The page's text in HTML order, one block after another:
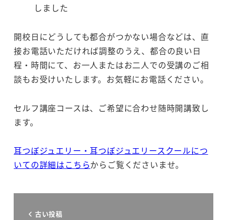
しました
開校日にどうしても都合がつかない場合などは、直
接お電話いただければ調整のうえ、都合の良い日
程・時間にて、お一人またはお二人での受講のご相
談もお受けいたします。お気軽にお電話ください。
セルフ講座コースは、ご希望に合わせ随時開講致し
ます。
耳つぼジュエリー・耳つぼジュエリースクールにつ
いての詳細はこちらからご覧くださいませ。
古い投稿